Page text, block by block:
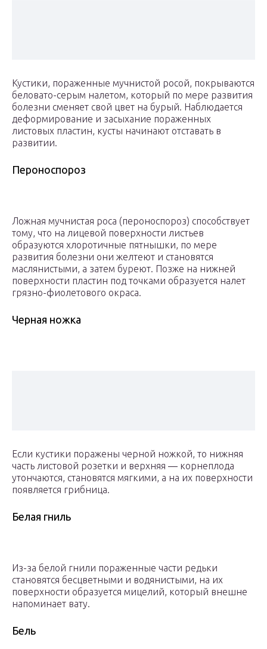
Кустики, пораженные мучнистой росой, покрываются
беловато-серым налетом, который по мере развития
болезни сменяет свой цвет на бурый. Наблюдается
деформирование и засыхание пораженных
листовых пластин, кусты начинают отставать в
развитии.
Пероноспороз
Ложная мучнистая роса (пероноспороз) способствует
тому, что на лицевой поверхности листьев
образуются хлоротичные пятнышки, по мере
развития болезни они желтеют и становятся
маслянистыми, а затем буреют. Позже на нижней
поверхности пластин под точками образуется налет
грязно-фиолетового окраса.
Черная ножка
Если кустики поражены черной ножкой, то нижняя
часть листовой розетки и верхняя ― корнеплода
утончаются, становятся мягкими, а на их поверхности
появляется грибница.
Белая гниль
Из-за белой гнили пораженные части редьки
становятся бесцветными и водянистыми, на их
поверхности образуется мицелий, который внешне
напоминает вату.
Бель